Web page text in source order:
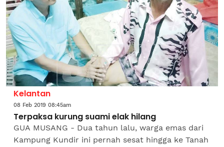
Kelantan
08 Feb 2019 08:45am
Terpaksa kurung suami elak hilang
GUA MUSANG - Dua tahun lalu, warga emas dari
Kampung Kundir ini pernah sesat hingga ke Tanah